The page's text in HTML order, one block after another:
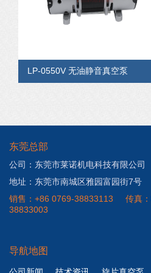
LP-0550V 无油静音真空泵
东莞总部
公司：东莞市莱诺机电科技有限公司
地址：东莞市南城区雅园富园街7号
销售：+86 0769-38833113
传真
38833003
导航地图